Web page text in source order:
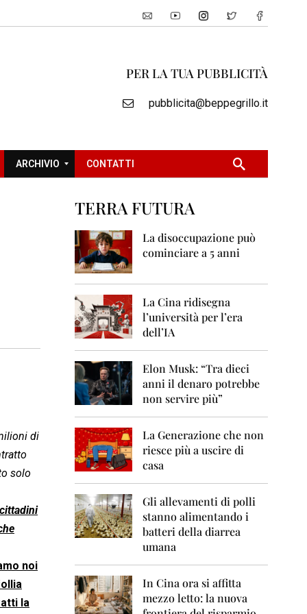
PER LA TUA PUBBLICITÀ
pubblicita@beppegrillo.it
ARCHIVIO
2
0
2
9
1
2
CONTATTI
di
solo
noi
la
TERRA FUTURA
La disoccupazione può
cominciare a 5 anni
La Cina ridisegna
l’università per l’era
dell’IA
Elon Musk: “Tra dieci
anni il denaro potrebbe
non servire più”
La Generazione che non
riesce più a uscire di
casa
Gli allevamenti di polli
stanno alimentando i
batteri della diarrea
umana
In Cina ora si affitta
mezzo letto: la nuova